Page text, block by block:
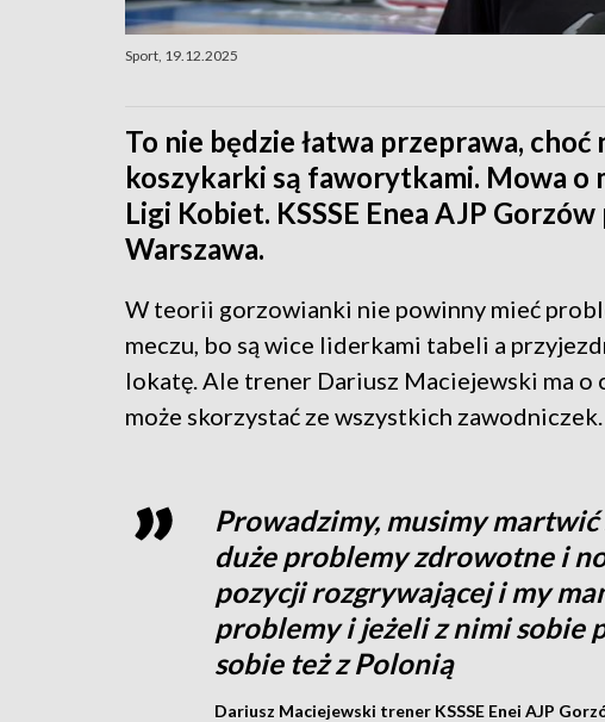
Sport, 19.12.2025
To nie będzie łatwa przeprawa,
koszykarki są faworytkami. Mowa o
Ligi Kobiet. KSSSE Enea AJP
Warszawa.
W teorii gorzowianki nie powinny mieć
meczu, bo są wice liderkami tabeli a
lokatę. Ale trener Dariusz Maciejewski ma o
może skorzystać ze wszystkich zawodniczek.
Prowadzimy, musimy martwić
duże problemy zdrowotne i
pozycji rozgrywającej i my
problemy i jeżeli z nimi sobie
sobie też z Polonią
Dariusz Maciejewski trener KSSSE Enei AJP